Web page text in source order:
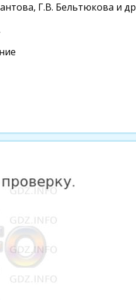
Г.В. Бельтюкова и др